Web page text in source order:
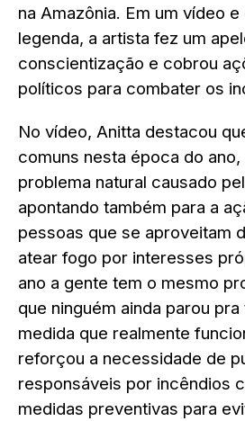
na Amazônia. Em um vídeo e
legenda, a artista fez um
conscientização e cobrou
políticos para combater os
No vídeo, Anitta destacou
comuns nesta época do
problema natural causado
apontando também para a
pessoas que se aproveitam
atear fogo por interesses
ano a gente tem o mesmo
que ninguém ainda parou
medida que realmente
reforçou a necessidade de
responsáveis por incêndios
medidas preventivas para